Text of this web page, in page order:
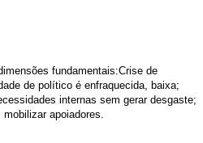
fundamentais:Crise de
de político é enfraquecida, baixa;
internas sem gerar desgaste;
apoiadores.